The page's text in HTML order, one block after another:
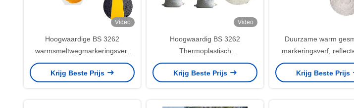
Video
Hoogwaardige BS 3262
warmsmeltwegmarkeringsverf
Duurzaam en milieuvriendelijk
voor langdurige markeringen
Krijg Beste Prijs
Video
Hoogwaardig BS 3262
Thermoplastisch
wegmarkeringsmateriaal
Duurzaam milieuvriendelijk Voor
Krijg Beste Prijs
Duurzame warm
markeringsverf,
gele verf voor
Krijg Beste Prijs